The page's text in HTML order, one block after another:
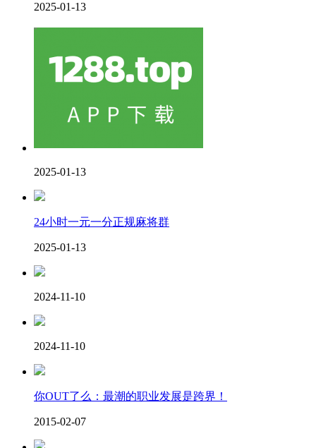
2025-01-13
2025-01-13
24小时一元一分正规麻将群
2025-01-13
2024-11-10
2024-11-10
你OUT了么：最潮的职业发展是跨界！
2015-02-07